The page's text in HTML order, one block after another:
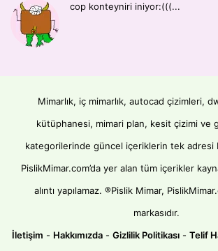
cop konteyniri iniyor:(((...
Mimarlık, iç mimarlık, autocad çizimleri,
kütüphanesi, mimari plan, kesit çizimi ve
kategorilerinde güncel içeriklerin tek adresi
PislikMimar.com’da yer alan tüm içerikler
alıntı yapılamaz. ®Pislik Mimar,
markasıdır.
İletişim - Hakkımızda - Gizlilik Politikası - Telif